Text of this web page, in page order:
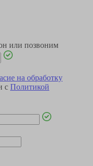
или позвоним
на обработку
с Политикой